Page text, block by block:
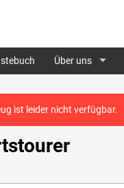
Über uns
ist leider nicht verfügbar.